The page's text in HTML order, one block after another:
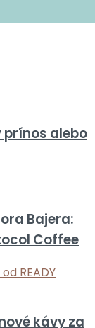
prínos alebo
Bajera:
Coffee
kávy za